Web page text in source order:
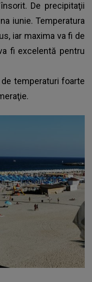
De precipitaţii
iunie. Temperatura
iar maxima va fi de
fi excelentă pentru
temperaturi foarte